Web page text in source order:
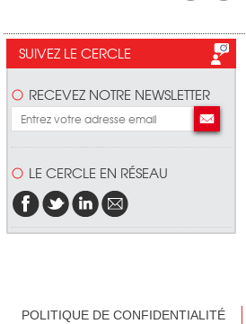
SUIVEZ LE CERCLE
RECEVEZ NOTRE NEWSLETTER
LE CERCLE EN RÉSEAU
POLITIQUE DE CONFIDENTIALITÉ